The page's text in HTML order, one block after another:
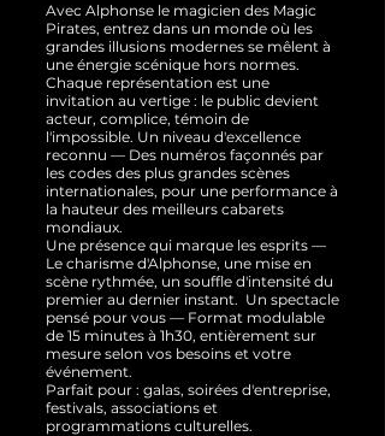
Avec Alphonse le magicien des Magic
Pirates, entrez dans un monde où les
grandes illusions modernes se mêlent à
une énergie scénique hors normes.
Chaque représentation est une
invitation au vertige : le public devient
acteur, complice, témoin de
l'impossible. Un niveau d'excellence
reconnu — Des numéros façonnés par
les codes des plus grandes scènes
internationales, pour une performance à
la hauteur des meilleurs cabarets
mondiaux.
Une présence qui marque les esprits —
Le charisme d'Alphonse, une mise en
scène rythmée, un souffle d'intensité du
premier au dernier instant. Un spectacle
pensé pour vous — Format modulable
de 15 minutes à 1h30, entièrement sur
mesure selon vos besoins et votre
événement.
Parfait pour : galas, soirées d'entreprise,
festivals, associations et
programmations culturelles.